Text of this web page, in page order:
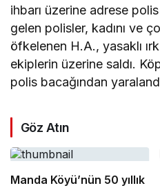
ihbarı üzerine adrese
gelen polisler, kadını ve
öfkelenen H.A., yasaklı
ekiplerin üzerine saldı.
polis bacağından
Göz Atın
Manda Köyü’nün 50 yıllık